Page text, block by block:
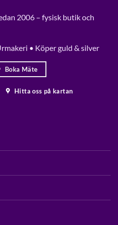
2006 – fysisk butik och
• Köper guld & silver
Boka Mäte
Hitta oss på kartan